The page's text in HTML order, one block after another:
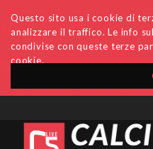
Questo sito usa i cookie di
analizzare il traffico. Le info
condivise con queste terze
cookie.
Accedi Archivio Invio